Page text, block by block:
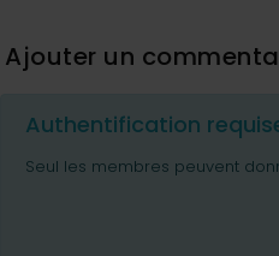
Ajouter un
Authentification
Seul les membres peuvent